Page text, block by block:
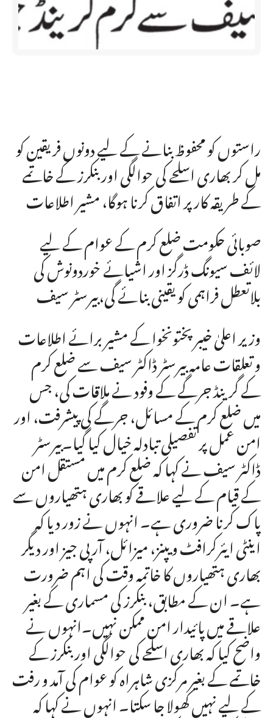
راستوں کو محفوظ بنانے کے لیے دونوں فریقین کو
مل کر بھاری اسلحے کی حوالگی اور بنکرز کے خاتمے
کے طریقہ کار پر اتفاق کرنا ہوگا، مشیر اطلاعات
صوبائی حکومت ضلع کرم کے عوام کے لیے
لائف سیونگ ڈرگز اور اشیائے خوردونوش کی
بلاتعطل فراہمی کو یقینی بنائے گی،بیرسٹر سیف
وزیر اعلیٰ خیبر پختونخوا کے مشیر برائے اطلاعات
و تعلقات عامہ بیرسٹر ڈاکٹر سیف سے ضلع کرم
کے گرینڈ جرگے کے وفود نے ملاقات کی، جس
میں ضلع کرم کے مسائل، جرگے کی پیشرفت، اور
امن عمل پر تفصیلی تبادلہ خیال کیا گیا۔بیرسٹر
ڈاکٹر سیف نے کہا کہ ضلع کرم میں مستقل امن
کے قیام کے لیے علاقے کو بھاری ہتھیاروں سے
پاک کرنا ضروری ہے۔ انہوں نے زور دیا کہ
اینٹی ایئرکرافٹ ویپنز، میزائل، آر پی جیز اور دیگر
بھاری ہتھیاروں کا خاتمہ وقت کی اہم ضرورت
ہے۔ ان کے مطابق، بنکرز کی مسماری کے بغیر
علاقے میں پائیدار امن ممکن نہیں۔انہوں نے
واضح کیا کہ بھاری اسلحے کی حوالگی اور بنکرز کے
خاتمے کے بغیر مرکزی شاہراہ کو عوام کی آمد و رفت
کے لیے نہیں کھولا جا سکتا۔ انہوں نے کہا کہ